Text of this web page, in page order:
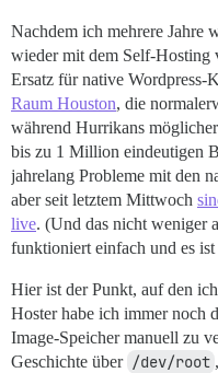
Nachdem ich mehrere Jahre
wieder mit dem Self-Hosting
Ersatz für native Wordpress-
Raum Houston, die
während Hurrikans
bis zu 1 Million eindeutigen
jahrelang Probleme mit den
aber seit letztem Mittwoch
live. (Und das nicht weniger
funktioniert einfach und es
Hier ist der Punkt, auf den
Hoster habe ich immer noch
Image-Speicher manuell zu
Geschichte über /dev/root